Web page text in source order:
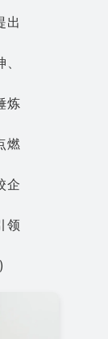
出
炼
燃
企
领